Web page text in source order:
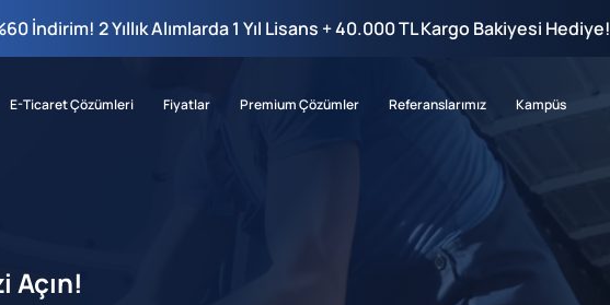
İndirim! 2 Yıllık Alımlarda 1 Yıl Lisans + 40.000 TL Kargo Bakiyesi Hediye!
E-Ticaret Çözümleri Fiyatlar Premium Çözümler Referanslarımız Kampüs
Açın!